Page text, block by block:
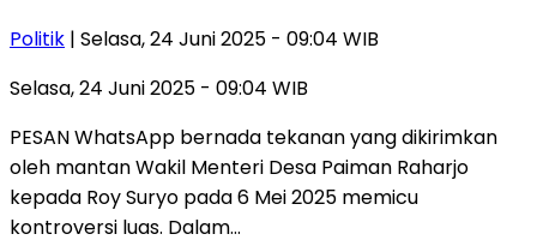
Politik | Selasa, 24 Juni 2025 - 09:04 WIB
Selasa, 24 Juni 2025 - 09:04 WIB
PESAN WhatsApp bernada tekanan yang dikirimkan
oleh mantan Wakil Menteri Desa Paiman Raharjo
kepada Roy Suryo pada 6 Mei 2025 memicu
kontroversi luas. Dalam…